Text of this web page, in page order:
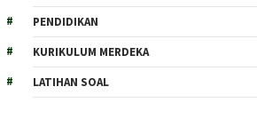
PENDIDIKAN
KURIKULUM MERDEKA
LATIHAN SOAL